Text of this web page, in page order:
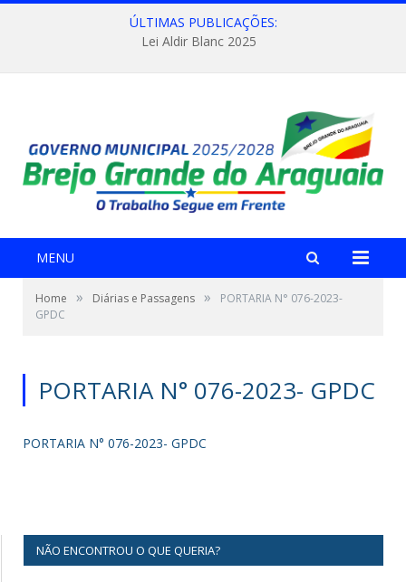
ÚLTIMAS PUBLICAÇÕES:
Lei Aldir Blanc 2025
MENU
Home » Diárias e Passagens »
PORTARIA N° 076-2023-
GPDC
PORTARIA N° 076-2023- GPDC
PORTARIA N° 076-2023- GPDC
NÃO ENCONTROU O QUE QUERIA?